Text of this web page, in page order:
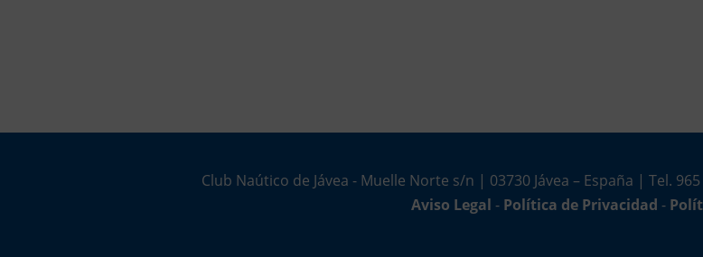
Club Naútico de Jávea - Muelle Norte s/n | 03730 Jávea – España | Tel.
Aviso Legal -Política de Privacidad -